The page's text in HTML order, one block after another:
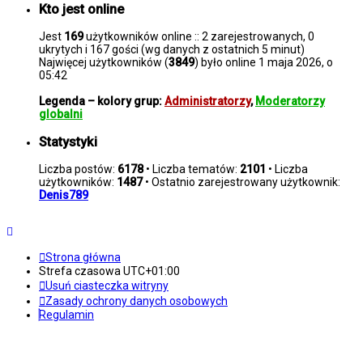
Kto jest online
Jest 169użytkowników online :: 2 zarejestrowanych, 0
ukrytych i 167 gości (wg danych z ostatnich 5 minut)
Najwięcej użytkowników (3849) było online 1 maja 2026, o
05:42
Legenda – kolory grup:Administratorzy, Moderatorzy
globalni
Statystyki
Liczba postów: 6178• Liczba tematów: 2101 • Liczba
użytkowników: 1487• Ostatnio zarejestrowany użytkownik:
Denis789
Strona główna
Strefa czasowa UTC+01:00
Usuń ciasteczka witryny
Zasady ochrony danych osobowych
Regulamin